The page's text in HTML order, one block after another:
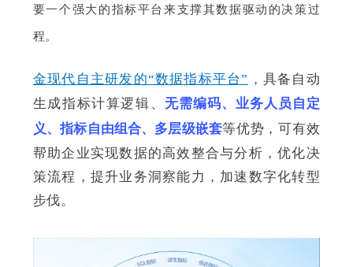
要一个强大的指标平台来支撑其数据驱动的决策过
程。
金现代自主研发的“数据指标平台” ， 具备自动
生成指标计算逻辑、无需编码、业务人员自定
义、指标自由组合、多层级嵌套等优势，可有效
帮助企业实现数据的高效整合与分析，优化决
策流程，提升业务洞察能力，加速数字化转型
步伐。